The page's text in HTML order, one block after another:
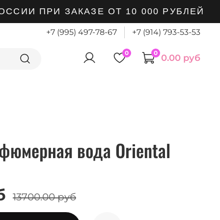
ПРИ ЗАКАЗЕ ОТ 10 000 РУБЛЕЙ
+7 (995) 497-78-67 +7 (914) 793-53-53
0 0 0.00 руб
вода Oriental
13700.00 руб